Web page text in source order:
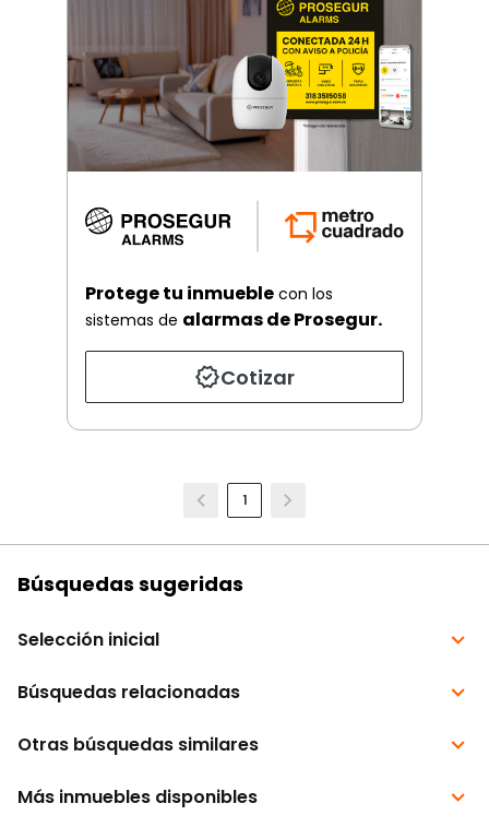
Protege tu inmueble con los
sistemas de alarmas de Prosegur.
Cotizar
1